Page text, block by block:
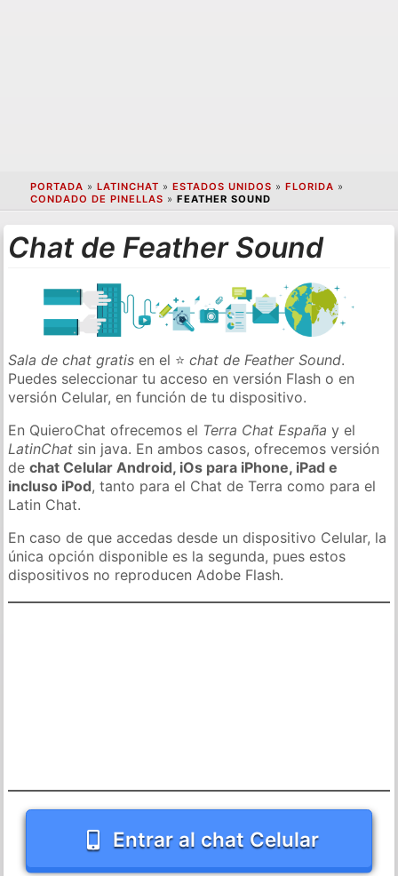
PORTADA » LATINCHAT » ESTADOS UNIDOS » FLORIDA »
CONDADO DE PINELLAS » FEATHER SOUND
Chat de Feather Sound
Sala de chat gratis en el ⭐chat de Feather Sound.
Puedes seleccionar tu acceso en versión Flash o en
versión Celular, en función de tu dispositivo.
En QuieroChat ofrecemos el Terra Chat España y el
LatinChat sin java. En ambos casos, ofrecemos versión
dechat Celular Android, iOs para iPhone, iPad e
incluso iPod, tanto para el Chat de Terra como para el
Latin Chat.
En caso de que accedas desde un dispositivo Celular, la
única opción disponible es la segunda, pues estos
dispositivos no reproducen Adobe Flash.
Entrar al chat Celular